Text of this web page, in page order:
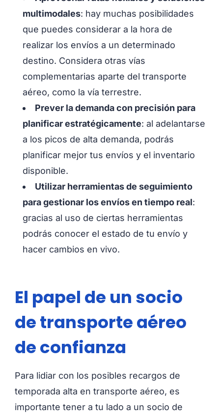
multimodales: hay muchas posibilidades
que puedes considerar a la hora de
realizar los envíos a un determinado
destino. Considera otras vías
complementarias aparte del transporte
aéreo, como la vía terrestre.
Prever la demanda con precisión para
planificar estratégicamente: al adelantarse
a los picos de alta demanda, podrás
planificar mejor tus envíos y el inventario
disponible.
Utilizar herramientas de seguimiento
para gestionar los envíos en tiempo real:
gracias al uso de ciertas herramientas
podrás conocer el estado de tu envío y
hacer cambios en vivo.
El papel de un socio
de transporte aéreo
de confianza
Para lidiar con los posibles recargos de
temporada alta en transporte aéreo, es
importante tener a tu lado a un socio de